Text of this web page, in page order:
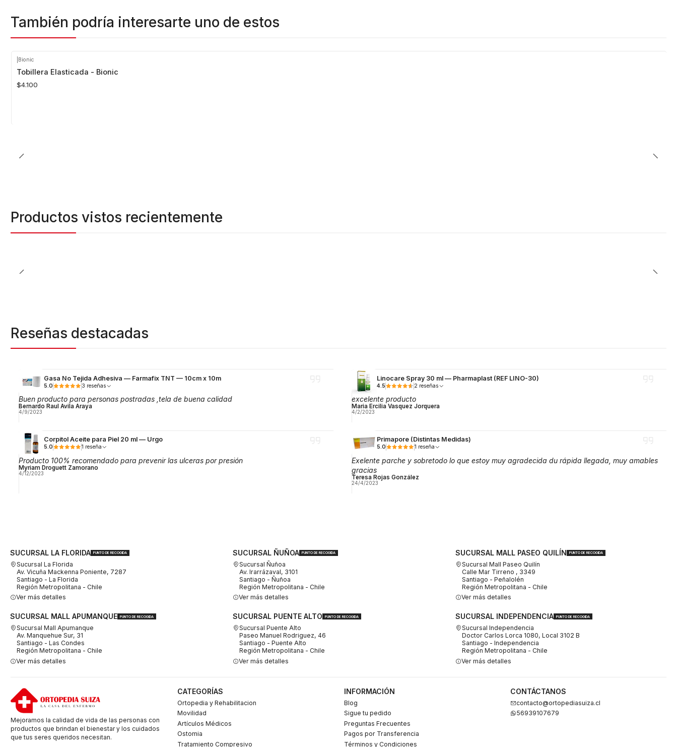
También podría interesarte uno de estos
Bionic
Tobillera Elasticada - Bionic
$4.100
Productos vistos recientemente
Reseñas destacadas
Gasa No Tejida Adhesiva — Farmafix TNT — 10cm x 10m
5.0 3 reseñas
Buen producto para personas postradas ,tela de buena calidad
Bernardo Raul Avila Araya
4/9/2023
Linocare Spray 30 ml — Pharmaplast (REF LINO-30)
4.5 2 reseñas
excelente producto
Maria Ercilia Vasquez Jorquera
4/2/2023
Corpitol Aceite para Piel 20 ml — Urgo
5.0 1 reseña
Producto 100% recomendado para prevenir las ulceras por presión
Myriam Droguett Zamorano
4/12/2023
Primapore (Distintas Medidas)
5.0 1 reseña
Exelente parche y sobretodo lo que estoy muy agradecida du rápida llegada, muy amables
gracias
Teresa Rojas González
24/4/2023
SUCURSAL LA FLORIDA PUNTO DE RECOGIDA
Sucursal La Florida
Av. Vicuña Mackenna Poniente, 7287
Santiago - La Florida
Región Metropolitana - Chile
Ver más detalles
SUCURSAL ÑUÑOA PUNTO DE RECOGIDA
Sucursal Ñuñoa
Av. Irarrázaval, 3101
Santiago - Ñuñoa
Región Metropolitana - Chile
Ver más detalles
SUCURSAL MALL PASEO QUILÍN PUNTO DE RECOGIDA
Sucursal Mall Paseo Quilín
Calle Mar Tirreno , 3349
Santiago - Peñalolén
Región Metropolitana - Chile
Ver más detalles
SUCURSAL MALL APUMANQUE PUNTO DE RECOGIDA
Sucursal Mall Apumanque
Av. Manquehue Sur, 31
Santiago - Las Condes
Región Metropolitana - Chile
Ver más detalles
SUCURSAL PUENTE ALTO PUNTO DE RECOGIDA
Sucursal Puente Alto
Paseo Manuel Rodriguez, 46
Santiago - Puente Alto
Región Metropolitana - Chile
Ver más detalles
SUCURSAL INDEPENDENCIA PUNTO DE RECOGIDA
Sucursal Independencia
Doctor Carlos Lorca 1080, Local 3102 B
Santiago - Independencia
Región Metropolitana - Chile
Ver más detalles
Mejoramos la calidad de vida de las personas con
productos que brindan el bienestar y los cuidados
que tus seres queridos necesitan.
CATEGORÍAS
Ortopedia y Rehabilitacion
Movilidad
Artículos Médicos
Ostomia
Tratamiento Compresivo
INFORMACIÓN
Blog
Sigue tu pedido
Preguntas Frecuentes
Pagos por Transferencia
Términos y Condiciones
CONTÁCTANOS
contacto@ortopediasuiza.cl
56939107679